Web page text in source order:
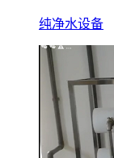
纯净水设备